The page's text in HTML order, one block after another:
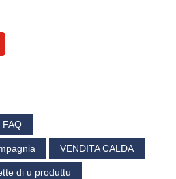
FAQ
VENDITA CALDA
di u produttu